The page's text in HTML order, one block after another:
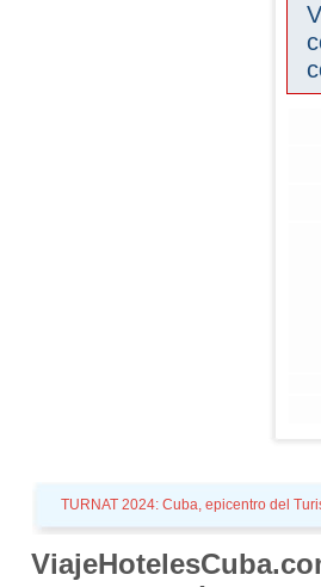
TURNAT 2024: Cuba, epicentro del